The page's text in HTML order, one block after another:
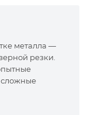
металла —
резки.
сложные